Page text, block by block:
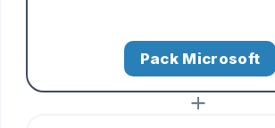
Pack Microsoft
+